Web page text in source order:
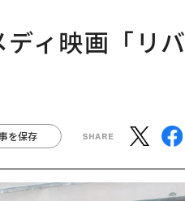
ィ映画「リバ
を保存